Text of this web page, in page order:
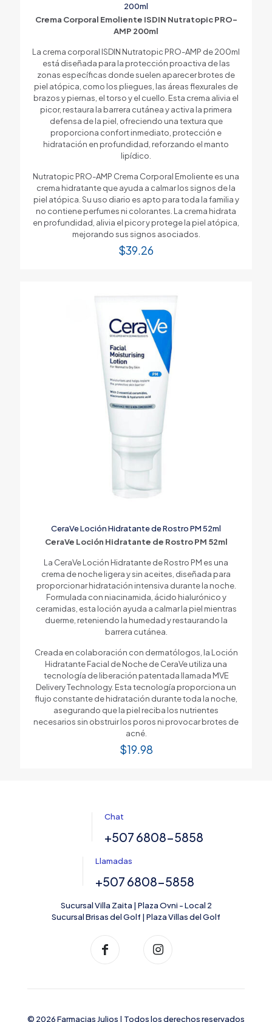
200ml
Crema Corporal Emoliente ISDIN Nutratopic PRO-
AMP 200ml
La crema corporal ISDIN Nutratopic PRO-AMP de 200ml
está diseñada para la protección proactiva de las
zonas específicas donde suelen aparecer brotes de
piel atópica, como los pliegues, las áreas flexurales de
brazos y piernas, el torso y el cuello. Esta crema alivia el
picor, restaura la barrera cutánea y activa la primera
defensa de la piel, ofreciendo una textura que
proporciona confort inmediato, protección e
hidratación en profundidad, reforzando el manto
lipídico.
Nutratopic PRO-AMP Crema Corporal Emoliente es una
crema hidratante que ayuda a calmar los signos de la
piel atópica. Su uso diario es apto para toda la familia y
no contiene perfumes ni colorantes. La crema hidrata
en profundidad, alivia el picor y protege la piel atópica,
mejorando sus signos asociados.
$39.26
CeraVe Loción Hidratante de Rostro PM 52ml
CeraVe Loción Hidratante de Rostro PM 52ml
La CeraVe Loción Hidratante de Rostro PM es una
crema de noche ligera y sin aceites, diseñada para
proporcionar hidratación intensiva durante la noche.
Formulada con niacinamida, ácido hialurónico y
ceramidas, esta loción ayuda a calmar la piel mientras
duerme, reteniendo la humedad y restaurando la
barrera cutánea.
Creada en colaboración con dermatólogos, la Loción
Hidratante Facial de Noche de CeraVe utiliza una
tecnología de liberación patentada llamada MVE
Delivery Technology. Esta tecnología proporciona un
flujo constante de hidratación durante toda la noche,
asegurando que la piel reciba los nutrientes
necesarios sin obstruir los poros ni provocar brotes de
acné.
$19.98
Chat
+507 6808-5858
Llamadas
+507 6808-5858
Sucursal Villa Zaita | Plaza Ovni - Local 2
Sucursal Brisas del Golf | Plaza Villas del Golf
© 2026 Farmacias Julios | Todos los derechos reservados